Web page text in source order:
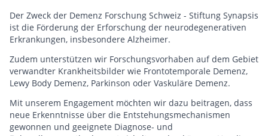
Der Zweck der Demenz Forschung Schweiz - Stiftung Synapsis
ist die Förderung der Erforschung der neurodegenerativen
Erkrankungen, insbesondere Alzheimer.
Zudem unterstützen wir Forschungsvorhaben auf dem Gebiet
verwandter Krankheitsbilder wie Frontotemporale Demenz,
Lewy Body Demenz, Parkinson oder Vaskuläre Demenz.
Mit unserem Engagement möchten wir dazu beitragen, dass
neue Erkenntnisse über die Entstehungsmechanismen
gewonnen und geeignete Diagnose- und